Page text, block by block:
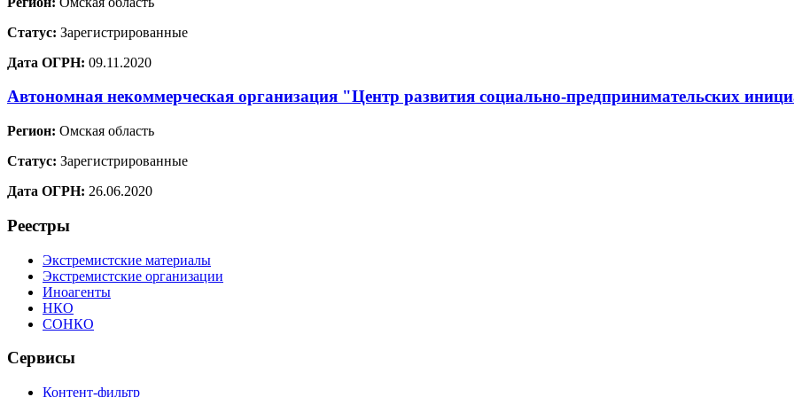
Статус: Зарегистрированные
Дата ОГРН: 09.11.2020
Автономная некоммерческая организация "Центр развития социально-предпринимательских
Регион: Омская область
Статус: Зарегистрированные
Дата ОГРН: 26.06.2020
Реестры
Экстремистские материалы
Экстремистские организации
Иноагенты
НКО
СОНКО
Сервисы
Контент-фильтр